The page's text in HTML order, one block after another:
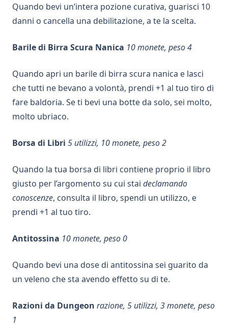
Quando bevi un’intera pozione curativa, guarisci 10
danni o cancella una debilitazione, a te la scelta.
Barile di Birra Scura Nanica 10 monete, peso 4
Quando apri un barile di birra scura nanica e lasci
che tutti ne bevano a volontà, prendi +1 al tuo tiro di
fare baldoria. Se ti bevi una botte da solo, sei molto,
molto ubriaco.
Borsa di Libri 5 utilizzi, 10 monete, peso 2
Quando la tua borsa di libri contiene proprio il libro
giusto per l’argomento su cui stai declamando
conoscenze, consulta il libro, spendi un utilizzo, e
prendi +1 al tuo tiro.
Antitossina 10 monete, peso 0
Quando bevi una dose di antitossina sei guarito da
un veleno che sta avendo effetto su di te.
Razioni da Dungeon razione, 5 utilizzi, 3 monete, peso
1